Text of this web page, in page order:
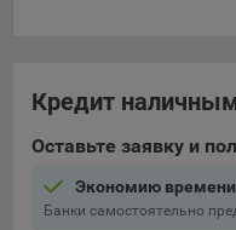
используются для
предпочтений
пользователя или
повторных прохождений
Кредит
Оставьте заявку и
Экономию времени
Банки самостоятельно